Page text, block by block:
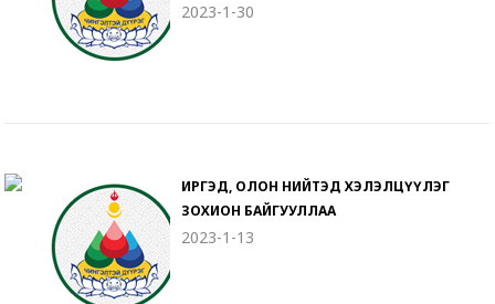
2023-1-30
ИРГЭД, ОЛОН НИЙТЭД ХЭЛЭЛЦҮҮЛЭГ
ЗОХИОН БАЙГУУЛЛАА
2023-1-13